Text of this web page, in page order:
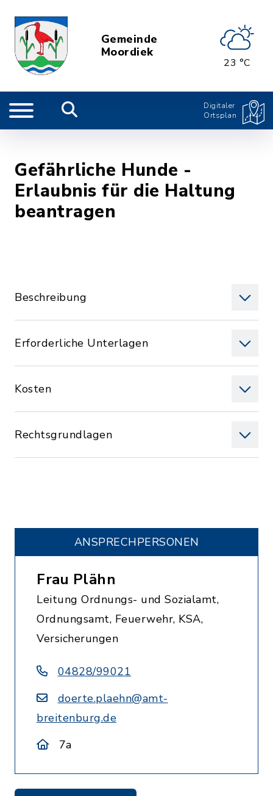
Gemeinde
Moordiek
23 °C
Digitaler
Ortsplan
Gefährliche Hunde -
Erlaubnis für die Haltung
beantragen
Beschreibung
Erforderliche Unterlagen
Kosten
Rechtsgrundlagen
ANSPRECHPERSONEN
Frau Plähn
Leitung Ordnungs- und Sozialamt,
Ordnungsamt, Feuerwehr, KSA,
Versicherungen
04828/99021
doerte.plaehn@amt-
breitenburg.de
7a